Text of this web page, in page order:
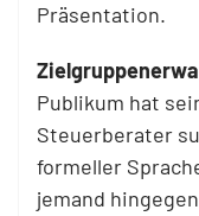
Präsentation.
Publikum hat
Steuerberater
formeller
jemand